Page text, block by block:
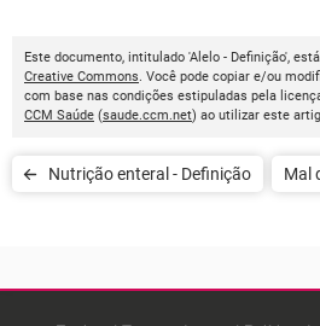
Este documento, intitulado 'Alelo - Definição',
Creative Commons. Você pode copiar e/ou
com base nas condições estipuladas pela
CCM Saúde (saude.ccm.net) ao utilizar este
Nutrição enteral - Definição Mal